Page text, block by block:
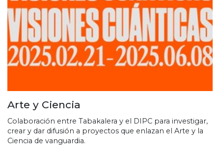
Arte y Ciencia
Colaboración entre Tabakalera y el DIPC para investigar,
crear y dar difusión a proyectos que enlazan el Arte y la
Ciencia de vanguardia.